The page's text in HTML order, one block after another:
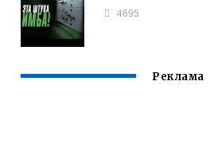
4695
Реклама